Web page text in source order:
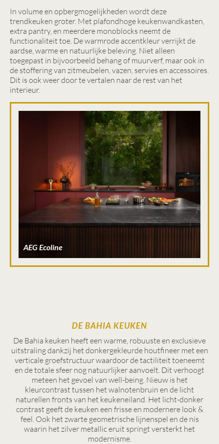
AEG Ecoline
In volume en opbergmogelijkheden wordt deze
trendkeuken groter. Met plafondhoge keukenwandkasten,
extra pantry, en meerdere monoblocks neemt de
functionaliteit toe. De warmrode accentkleur verrijkt de
aardse, warme en natuurlijke beleving. Niet alleen
toegepast in bijvoorbeeld behang of muurverf, maar ook in
de stoffering van zitmeubelen, vazen, servies en accessoires.
Dit is ook weer door te vertalen naar de rest van het
interieur.
DE BAHIA KEUKEN
De Bahia keuken heeft een warme, robuuste en exclusieve
uitstraling dankzij het donkergekleurde houtfineer met een
verticale groefstructuur waardoor de tactiliteit toeneemt
en de totale sfeer nog natuurlijker aanvoelt. Dit verhoogt
meteen het gevoel van well-being. Nieuw is het
kleurcontrast tussen het walnotenbruin en de licht
naturellen fronts van het keukeneiland. Het licht-donker
contrast geeft de keuken een frisse en modernere look &
feel. Ook het zwarte geometrische lijnenspel en de nis
waarin het zilver metallic eruit springt versterkt het
modernisme.